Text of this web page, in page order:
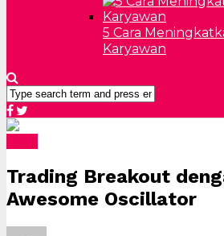
5 Cara
Karyawan
Trading Breakout
Awesome Oscillator